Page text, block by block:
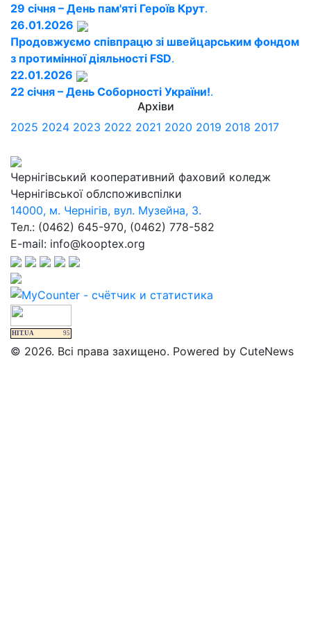
29 січня – День пам'яті Героїв Крут.
26.01.2026
Продовжуємо співпрацю зі швейцарським фондом
з протимінної діяльності FSD.
22.01.2026
22 січня – День Соборності України!.
Архіви
2025 2024 2023 2022 2021 2020 2019 2018 2017
Чернігівський кооперативний фаховий коледж
Чернігівської облспоживспілки
14000, м. Чернігів, вул. Музейна, 3.
Тел.: (0462) 645-970, (0462) 778-582
E-mail: info@kooptex.org
HIT.UA 95
© 2026. Всі права захищено. Powered by CuteNews